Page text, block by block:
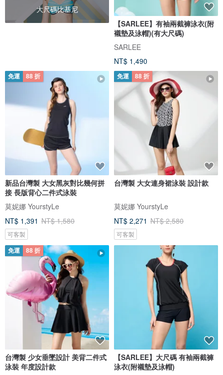
大尺碼比基尼
【SARLEE】有袖兩截褲泳衣(附
襯墊及泳帽)(有大尺碼)
SARLEE
NT$ 1,490
免運 88 折
新品台灣製 大女黑灰對比幾何拼
接 長版背心二件式泳裝
莫妮娜 YourstyLe
NT$ 1,391 NT$ 1,580
可客製
免運 88 折
台灣製 大女連身裙泳裝 設計款
莫妮娜 YourstyLe
NT$ 2,271 NT$ 2,580
可客製
免運 88 折
台灣製 少女垂墜設計 美背二件式
泳裝 年度設計款
【SARLEE】大尺碼 有袖兩截褲
泳衣(附襯墊及泳帽)